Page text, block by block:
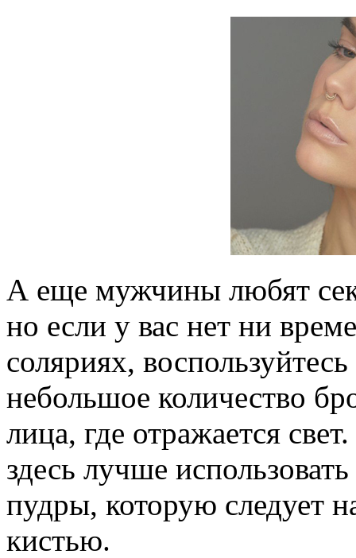
А еще мужчины любят
но если у вас нет ни
соляриях, воспользуйтесь
небольшое количество
лица, где отражается
здесь лучше
пудры, которую следует
кистью.